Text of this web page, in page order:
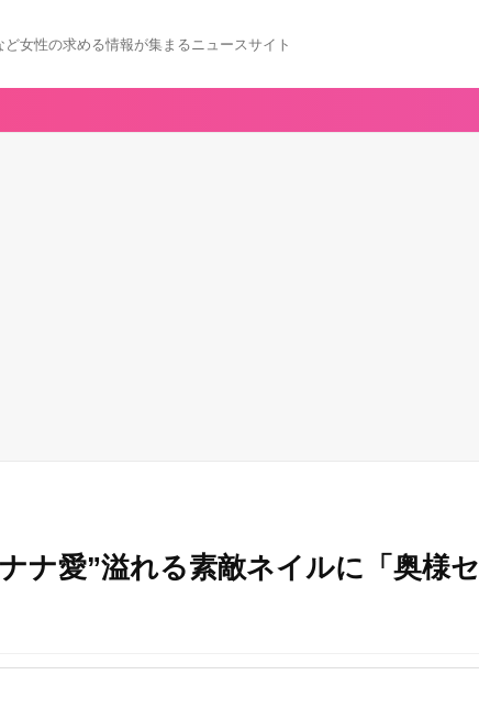
女性の求める情報が集まるニュースサイト
ナ愛”溢れる素敵ネイルに「奥様セ